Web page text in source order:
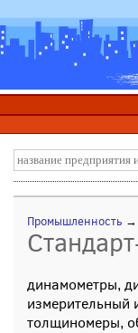
Промышленность →
динамометры,
измерительный
толщиномеры,